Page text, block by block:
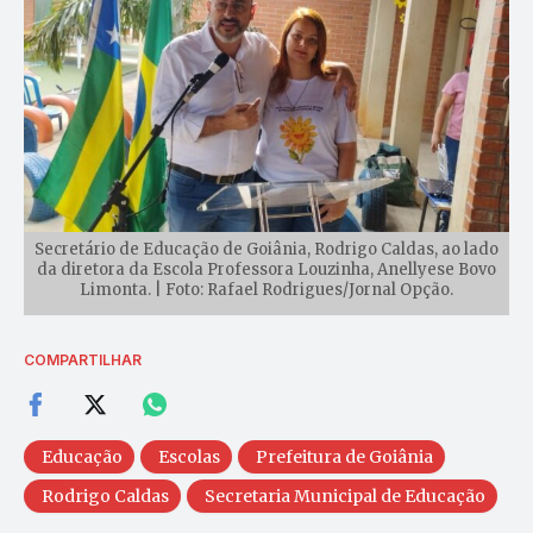
Secretário de Educação de Goiânia, Rodrigo Caldas, ao lado
da diretora da Escola Professora Louzinha, Anellyese Bovo
Limonta. | Foto: Rafael Rodrigues/Jornal Opção.
COMPARTILHAR
Educação Escolas
Prefeitura de Goiânia
Rodrigo Caldas
Secretaria Municipal de Educação